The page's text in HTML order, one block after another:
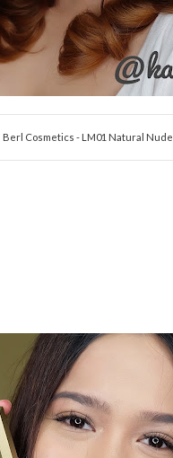
Berl Cosmetics - LM01 Natural Nude